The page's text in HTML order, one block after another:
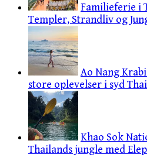
Familieferie i
Templer, Strandliv og
Ao Nang
store oplevelser i syd
Khao Sok
Thailands jungle med